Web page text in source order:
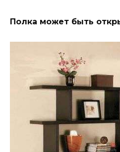
Полка может быть